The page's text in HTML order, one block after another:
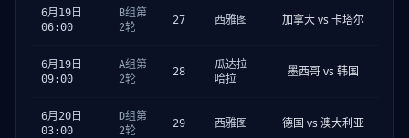
6月19日
06:00
B组第
2轮
27 西雅图 加拿大 vs 卡塔尔
6月19日
09:00
A组第
2轮
28
瓜达拉
哈拉
墨西哥 vs 韩国
6月20日
03:00
D组第
2轮
29 西雅图 德国 vs 澳大利亚